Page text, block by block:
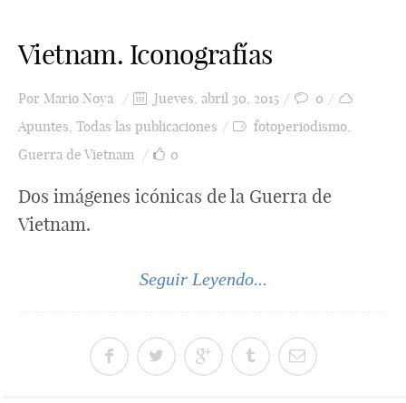
Vietnam. Iconografías
Por Mario Noya Jueves, abril 30, 2015
0
Apuntes, Todas las publicaciones fotoperiodismo,
Guerra de Vietnam
0
Dos imágenes icónicas de la Guerra de
Vietnam.
Seguir Leyendo...